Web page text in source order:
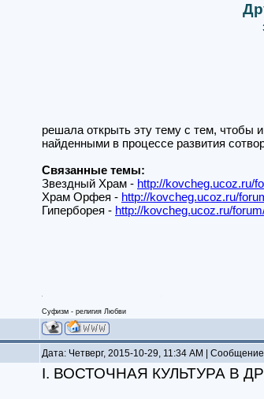
решала открыть эту тему с тем, чтобы
найденными в процессе развития
Связанные темы:
Звездный Храм - http://kovcheg.ucoz.ru/
Храм Орфея - http://kovcheg.ucoz.ru/
Гиперборея - http://kovcheg.ucoz.ru/
Суфизм - религия Любви
Дата: Четверг, 2015-10-29, 11:34 AM |
I. ВОСТОЧНАЯ КУЛЬТУРА В